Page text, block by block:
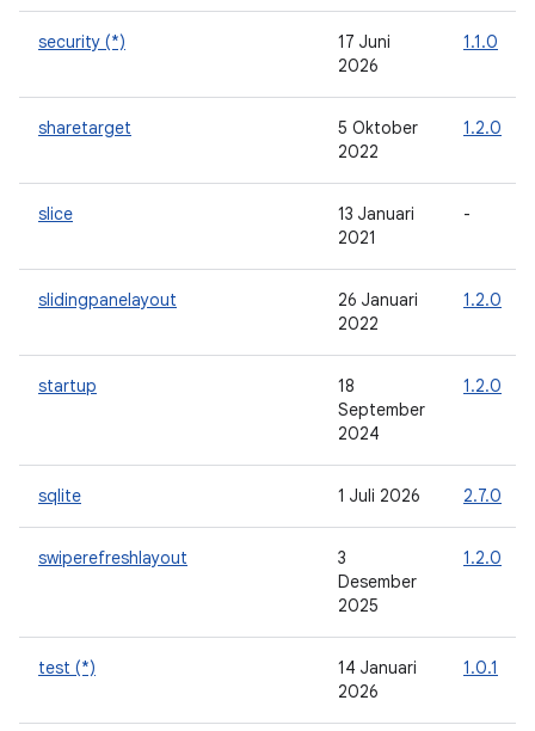
security (*)
17 Juni
2026
1.1.0
sharetarget
5 Oktober
2022
1.2.0
slice
13 Januari
2021
-
slidingpanelayout
26 Januari
2022
1.2.0
startup
18
September
2024
1.2.0
sqlite 1 Juli 2026 2.7.0
swiperefreshlayout
3
Desember
2025
1.2.0
test (*)
14 Januari
2026
1.0.1